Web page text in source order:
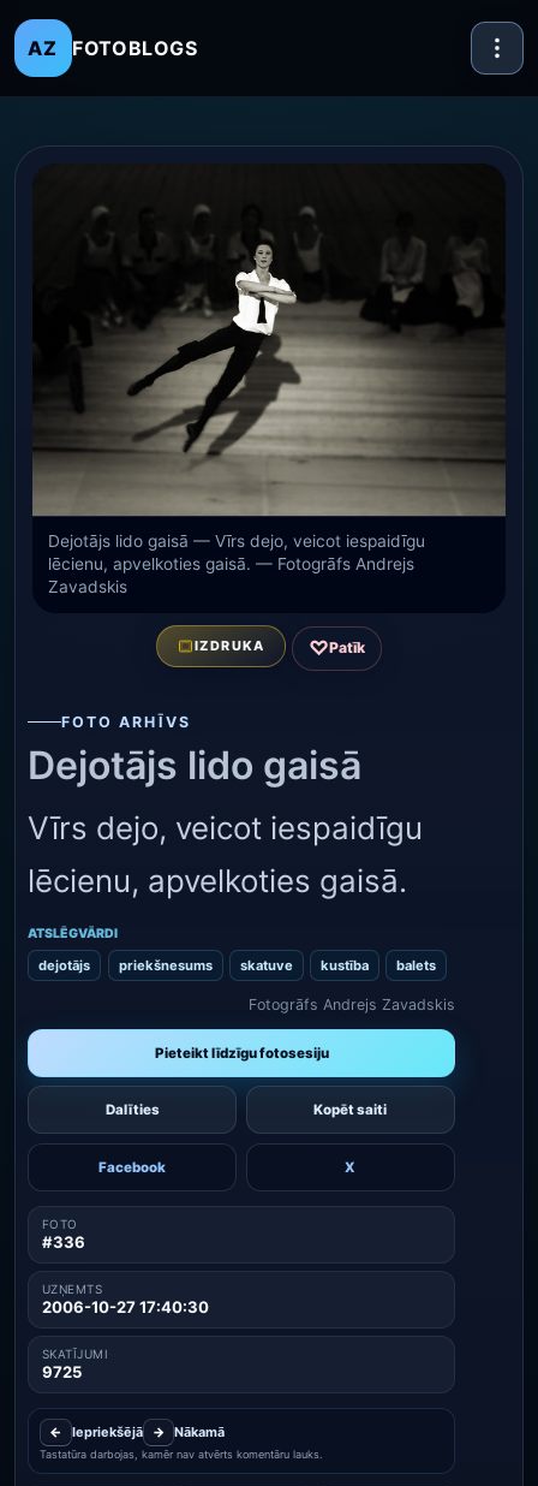
AZ FOTOBLOGS
Dejotājs lido gaisā — Vīrs dejo, veicot iespaidīgu
lēcienu, apvelkoties gaisā. — Fotogrāfs Andrejs
Zavadskis
IZDRUKA ♡Patīk
FOTO ARHĪVS
Dejotājs lido gaisā
Vīrs dejo, veicot iespaidīgu
lēcienu, apvelkoties gaisā.
ATSLĒGVĀRDI
dejotājs priekšnesums skatuve kustība balets
Fotogrāfs Andrejs Zavadskis
Pieteikt līdzīgu fotosesiju
Dalīties Kopēt saiti
Facebook X
FOTO
#336
UZŅEMTS
2006-10-27 17:40:30
SKATĪJUMI
9725
← Iepriekšējā → Nākamā
Tastatūra darbojas, kamēr nav atvērts komentāru lauks.